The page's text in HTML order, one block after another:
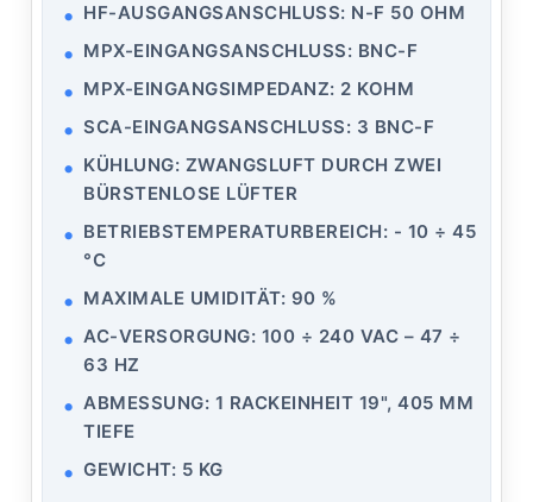
HF-AUSGANGSANSCHLUSS: N-F 50 OHM
MPX-EINGANGSANSCHLUSS: BNC-F
MPX-EINGANGSIMPEDANZ: 2 KOHM
SCA-EINGANGSANSCHLUSS: 3 BNC-F
KÜHLUNG: ZWANGSLUFT DURCH ZWEI
BÜRSTENLOSE LÜFTER
BETRIEBSTEMPERATURBEREICH: - 10 ÷ 45
°C
MAXIMALE UMIDITÄT: 90 %
AC-VERSORGUNG: 100 ÷ 240 VAC – 47 ÷
63 HZ
ABMESSUNG: 1 RACKEINHEIT 19", 405 MM
TIEFE
GEWICHT: 5 KG